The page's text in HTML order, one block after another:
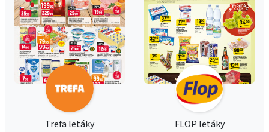
Trefa letáky FLOP letáky